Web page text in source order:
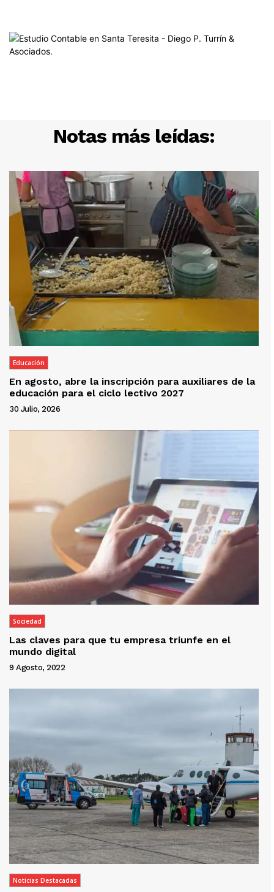
Notas más leídas:
Educación
En agosto, abre la inscripción para auxiliares de la
educación para el ciclo lectivo 2027
30 Julio, 2026
Sociedad
Las claves para que tu empresa triunfe en el
mundo digital
9 Agosto, 2022
Noticias Destacadas